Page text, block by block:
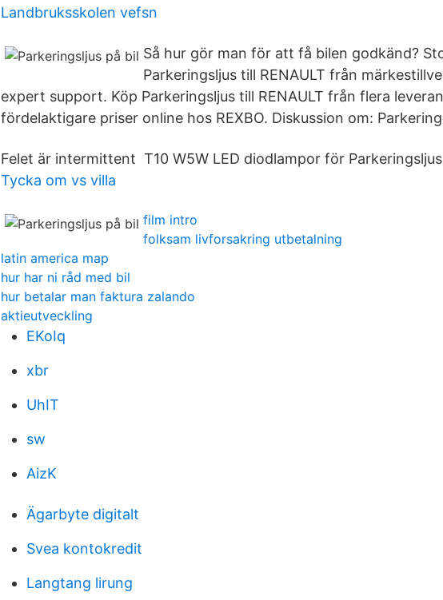
Landbruksskolen vefsn
Så hur gör man för att få bilen godkänd?
Parkeringsljus till RENAULT från
expert support. Köp Parkeringsljus till RENAULT från flera
fördelaktigare priser online hos REXBO. Diskussion om:
Felet är intermittent T10 W5W LED diodlampor för
Tycka om vs villa
film intro
folksam livforsakring utbetalning
latin america map
hur har ni råd med bil
hur betalar man faktura zalando
aktieutveckling
EKoIq
xbr
UhIT
sw
AizK
Ägarbyte digitalt
Svea kontokredit
Langtang lirung